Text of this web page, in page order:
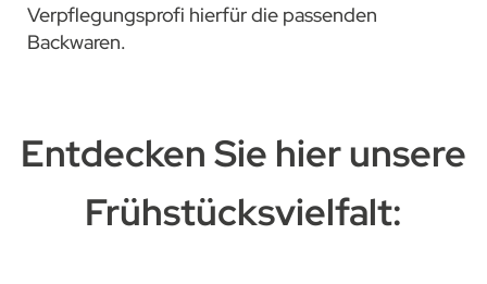
Verpflegungsprofi hierfür die passenden
Backwaren.
Entdecken Sie hier unsere
Frühstücksvielfalt: